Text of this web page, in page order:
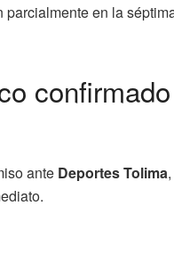
parcialmente en la
ante Deportes Tolima